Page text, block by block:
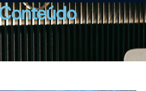
A KAZA CAPITAL
SOLUÇÕES
MONTE SUA CARTEIRA
CONTEÚDOS